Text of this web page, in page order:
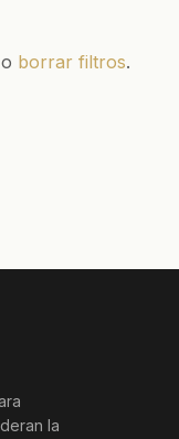
borrar filtros.
la